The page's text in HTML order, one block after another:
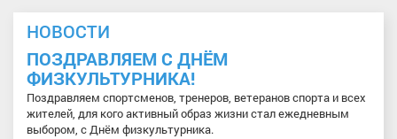
НОВОСТИ
ПОЗДРАВЛЯЕМ С ДНЁМ
ФИЗКУЛЬТУРНИКА!
Поздравляем спортсменов, тренеров, ветеранов спорта и всех
жителей, для кого активный образ жизни стал ежедневным
выбором, с Днём физкультурника.